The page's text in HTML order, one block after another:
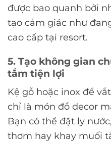
được bao quanh bởi
tạo cảm giác như
cao cấp tại resort.
5. Tạo không gian
tắm tiện lợi
Kệ gỗ hoặc inox để
chỉ là món đồ decor
Bạn có thể đặt ly
thơm hay khay muối